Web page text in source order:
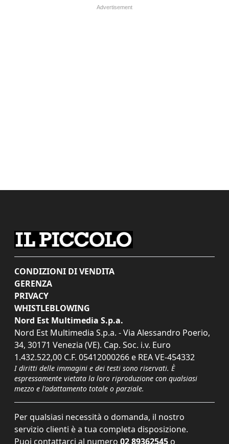
CONDIZIONI DI VENDITA
GERENZA
PRIVACY
WHISTLEBLOWING
Nord Est Multimedia S.p.a.
Nord Est Multimedia S.p.a. - Via Alessandro Poerio,
34, 30171 Venezia (VE). Cap. Soc. i.v. Euro
1.432.522,00 C.F. 05412000266 e REA VE-454332
I diritti delle immagini e dei testi sono riservati. È
espressamente vietata la loro riproduzione con qualsiasi
mezzo e l'adattamento totale o parziale.
Per qualsiasi necessità o domanda, il nostro
servizio clienti è a tua completa disposizione.
Puoi contattarci al numero 02 89362545 o